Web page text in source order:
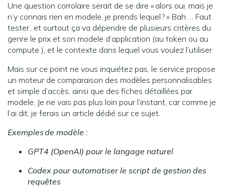
Une question corrolaire serait de se dire « alors oui, mais je
n’y connais rien en modele, je prends lequel ? » Bah … Faut
tester , et surtout ça va dépendre de plusieurs critères du
genre le prix et son modele d’application (au token ou au
compute ), et le contexte dans lequel vous voulez l’utiliser.
Mais sur ce point ne vous inquiétez pas, le service propose
un moteur de comparaison des modèles personnalisables
et simple d’accès, ainsi que des fiches détaillées par
modele. Je ne vais pas plus loin pour l’instant, car comme je
l’ai dit, je ferais un article dédié sur ce sujet.
Exemples de modèle :
GPT4 (OpenAI) pour le langage naturel
Codex pour automatiser le script de gestion des
requêtes